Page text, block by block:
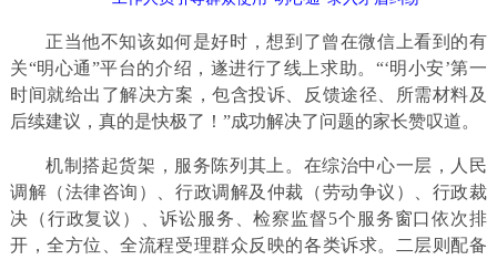
正当他不知该如何是好时，想到了曾在微信上看到的有
关“明心通”平台的介绍，遂进行了线上求助。“‘明小安’第一
时间就给出了解决方案，包含投诉、反馈途径、所需材料及
后续建议，真的是快极了！”成功解决了问题的家长赞叹道。
机制搭起货架，服务陈列其上。在综治中心一层，人民
调解（法律咨询）、行政调解及仲裁（劳动争议）、行政裁
决（行政复议）、诉讼服务、检察监督5个服务窗口依次排
开，全方位、全流程受理群众反映的各类诉求。二层则配备